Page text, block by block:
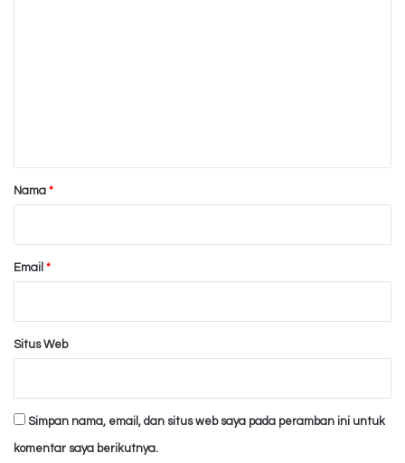
rNama *
Email *
Situs Web
Simpan nama, email, dan situs web saya pada peramban ini untuk
komentar saya berikutnya.